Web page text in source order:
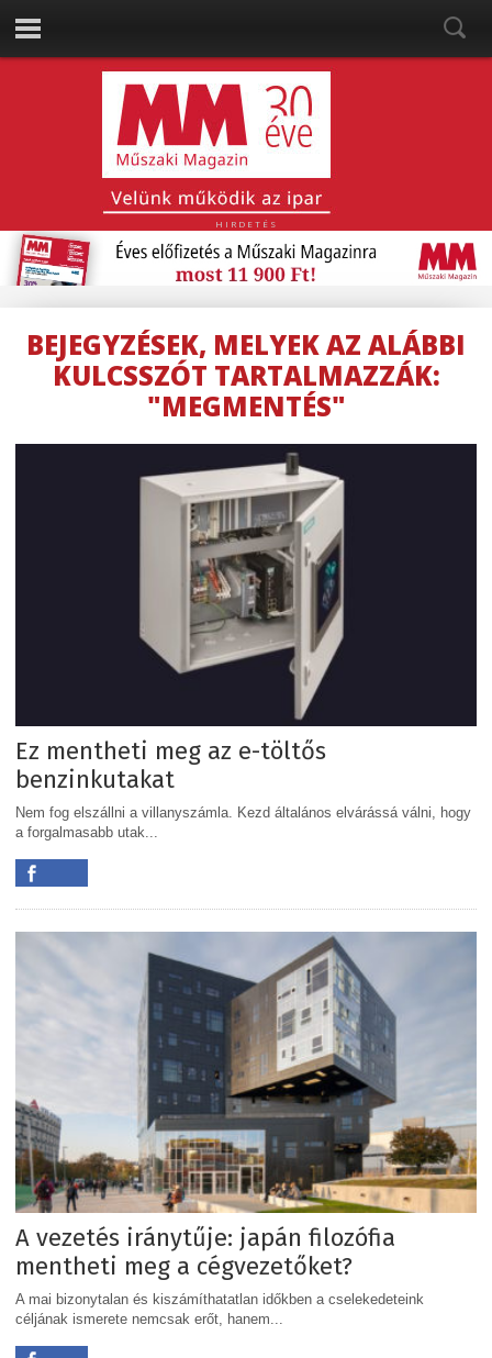
HIRDETÉS
BEJEGYZÉSEK, MELYEK AZ ALÁBBI
KULCSSZÓT TARTALMAZZÁK:
"MEGMENTÉS"
Ez mentheti meg az e-töltős
benzinkutakat
Nem fog elszállni a villanyszámla. Kezd általános elvárássá válni, hogy
a forgalmasabb utak...
A vezetés iránytűje: japán filozófia
mentheti meg a cégvezetőket?
A mai bizonytalan és kiszámíthatatlan időkben a cselekedeteink
céljának ismerete nemcsak erőt, hanem...